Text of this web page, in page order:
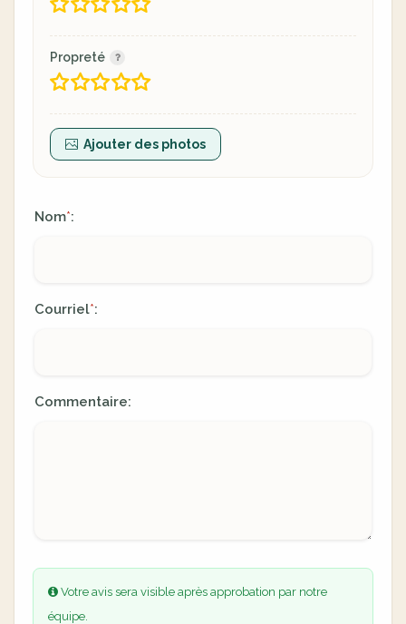
Propreté
Ajouter des photos
Nom*:
Courriel*:
Commentaire:
Votre avis sera visible après approbation par notre
équipe.